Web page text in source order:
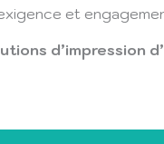
et
d’impression